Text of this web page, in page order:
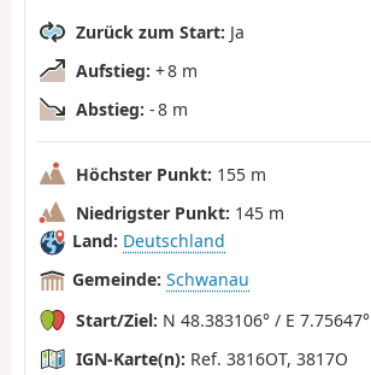
Zurück zum Start: Ja
Aufstieg: + 8 m
Abstieg: - 8 m
Höchster Punkt: 155 m
Niedrigster Punkt: 145 m
Land: Deutschland
Gemeinde: Schwanau
Start/Ziel: N 48.383106° / E 7.75647°
IGN-Karte(n): Ref. 3816OT, 3817O